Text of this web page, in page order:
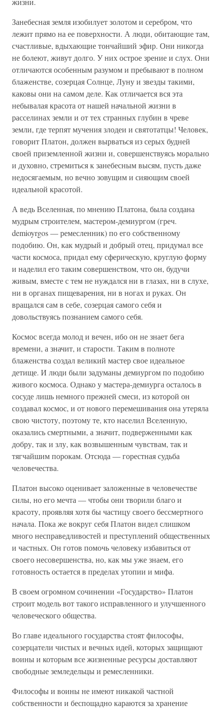
Занебесная земля изобилует золотом и серебром, что
лежит прямо на ее поверхности. А люди, обитающие там,
счастливые, вдыхающие тончайший эфир. Они никогда
не болеют, живут долго. У них острое зрение и слух. Они
отличаются особенным разумом и пребывают в полном
блаженстве, созерцая Солнце, Луну и звезды такими,
каковы они на самом деле. Как отличается вся эта
небывалая красота от нашей начальной жизни в
расселинах земли и от тех странных глубин в чреве
земли, где терпят мучения злодеи и святотатцы! Человек,
говорит Платон, должен вырваться из серых будней
своей приземленной жизни и, совершенствуясь морально
и духовно, стремиться к занебесным высям, пусть даже
недосягаемым, но вечно зовущим и сияющим своей
идеальной красотой.
А ведь Вселенная, по мнению Платона, была создана
мудрым строителем, мастером-демиургом (греч.
demioyrgos — ремесленник) по его собственному
подобию. Он, как мудрый и добрый отец, придумал все
части космоса, придал ему сферическую, круглую форму
и наделил его таким совершенством, что он, будучи
живым, вместе с тем не нуждался ни в глазах, ни в слухе,
ни в органах пищеварения, ни в ногах и руках. Он
вращался сам в себе, созерцая самого себя и
довольствуясь познанием самого себя.
Космос всегда молод и вечен, ибо он не знает бега
времени, а значит, и старости. Таким в полноте
блаженства создал великий мастер свое идеальное
детище. И люди были задуманы демиургом по подобию
живого космоса. Однако у мастера-демиурга осталось в
сосуде лишь немного прежней смеси, из которой он
создавал космос, и от нового перемешивания она утеряла
свою чистоту, поэтому те, кто населил Вселенную,
оказались смертными, а значит, подверженными как
добру, так и злу, как возвышенным чувствам, так и
тягчайшим порокам. Отсюда — горестная судьба
человечества.
Платон высоко оценивает заложенные в человечестве
силы, но его мечта — чтобы они творили благо и
красоту, проявляя хотя бы частицу своего бессмертного
начала. Пока же вокруг себя Платон видел слишком
много несправедливостей и преступлений общественных
и частных. Он готов помочь человеку избавиться от
своего несовершенства, но, как мы уже знаем, его
готовность остается в пределах утопии и мифа.
В своем огромном сочинении «Государство» Платон
строит модель вот такого исправленного и улучшенного
человеческого общества.
Во главе идеального государства стоят философы,
созерцатели чистых и вечных идей, которых защищают
воины и которым все жизненные ресурсы доставляют
свободные земледельцы и ремесленники.
Философы и воины не имеют никакой частной
собственности и беспощадно караются за хранение